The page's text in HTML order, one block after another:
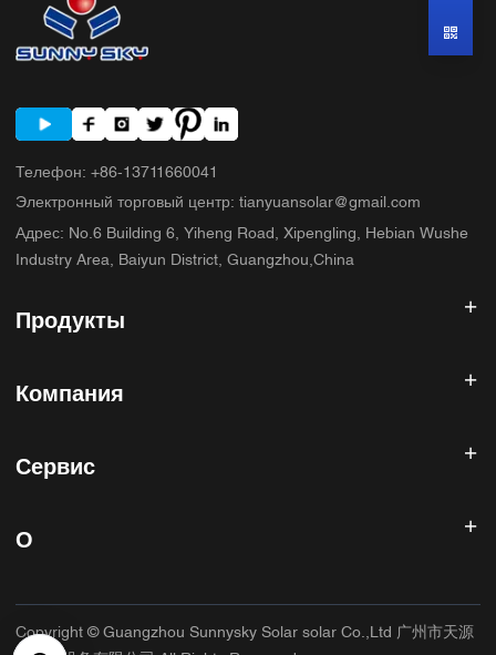
Телефон: +86-13711660041
Электронный торговый центр: tianyuansolar@gmail.com
Адрес: No.6 Building 6, Yiheng Road, Xipengling, Hebian Wushe
Industry Area, Baiyun District, Guangzhou,China
Продукты
Солнечная панель
Солнечная энергетическая система
Контроллер солнечного заряда
Компания
Продукты
О нас
Сервис
Политика возврата
Гарантийная политика
Условия использования
О
Основное приложение
Copyright © Guangzhou Sunnysky Solar solar Co.,Ltd 广州市天源